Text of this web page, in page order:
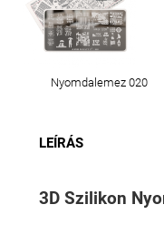
Nyomdalemez 020
LEÍRÁS
3D Szilikon